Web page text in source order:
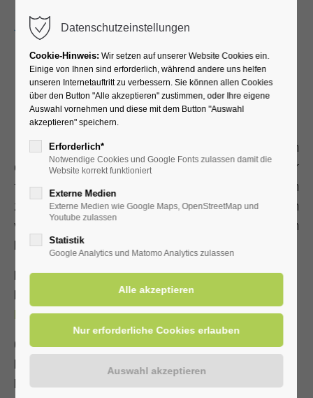
Kurbeitrag
Ihr Kurbeitrag ist eine öffentlich-rechtliche Abgabe, die von
der Stadt Erwitte erhoben wird. Die Einnahmen dürfen nur
für bestimmte Zwecke verwendet werden. Dazu zählen
zum Beispiel die Pflege des Kurparks mit seinem
vielseitigen Freizeitangebot sowie das Durchführen von
Kurveranstaltungen.
Kurgäste erhalten Ihre Kurkarte bei ihrem Gastgeber,
Patienten in ihrer Reha-Klinik. Hier sehen Sie Ihre
Kurkarten-Pluspunkte
Ganzjähriger Kurbeitrag
Die Kurbeitragspflicht besteht auch bei reinen
Erholungsaufenthalten.
Datenschutzeinstellungen
Cookie-Hinweis: Wir setzen auf unserer Website Cookies ein.
Einige von Ihnen sind erforderlich, während andere uns helfen
unseren Internetauftritt zu verbessern. Sie können allen Cookies
über den Button "Alle akzeptieren" zustimmen, oder Ihre eigene
Auswahl vornehmen und diese mit dem Button "Auswahl
akzeptieren" speichern.
Erforderlich*
Notwendige Cookies und Google Fonts zulassen damit die
Website korrekt funktioniert
Externe Medien
Externe Medien wie Google Maps, OpenStreetMap und
Youtube zulassen
Statistik
Google Analytics und Matomo Analytics zulassen